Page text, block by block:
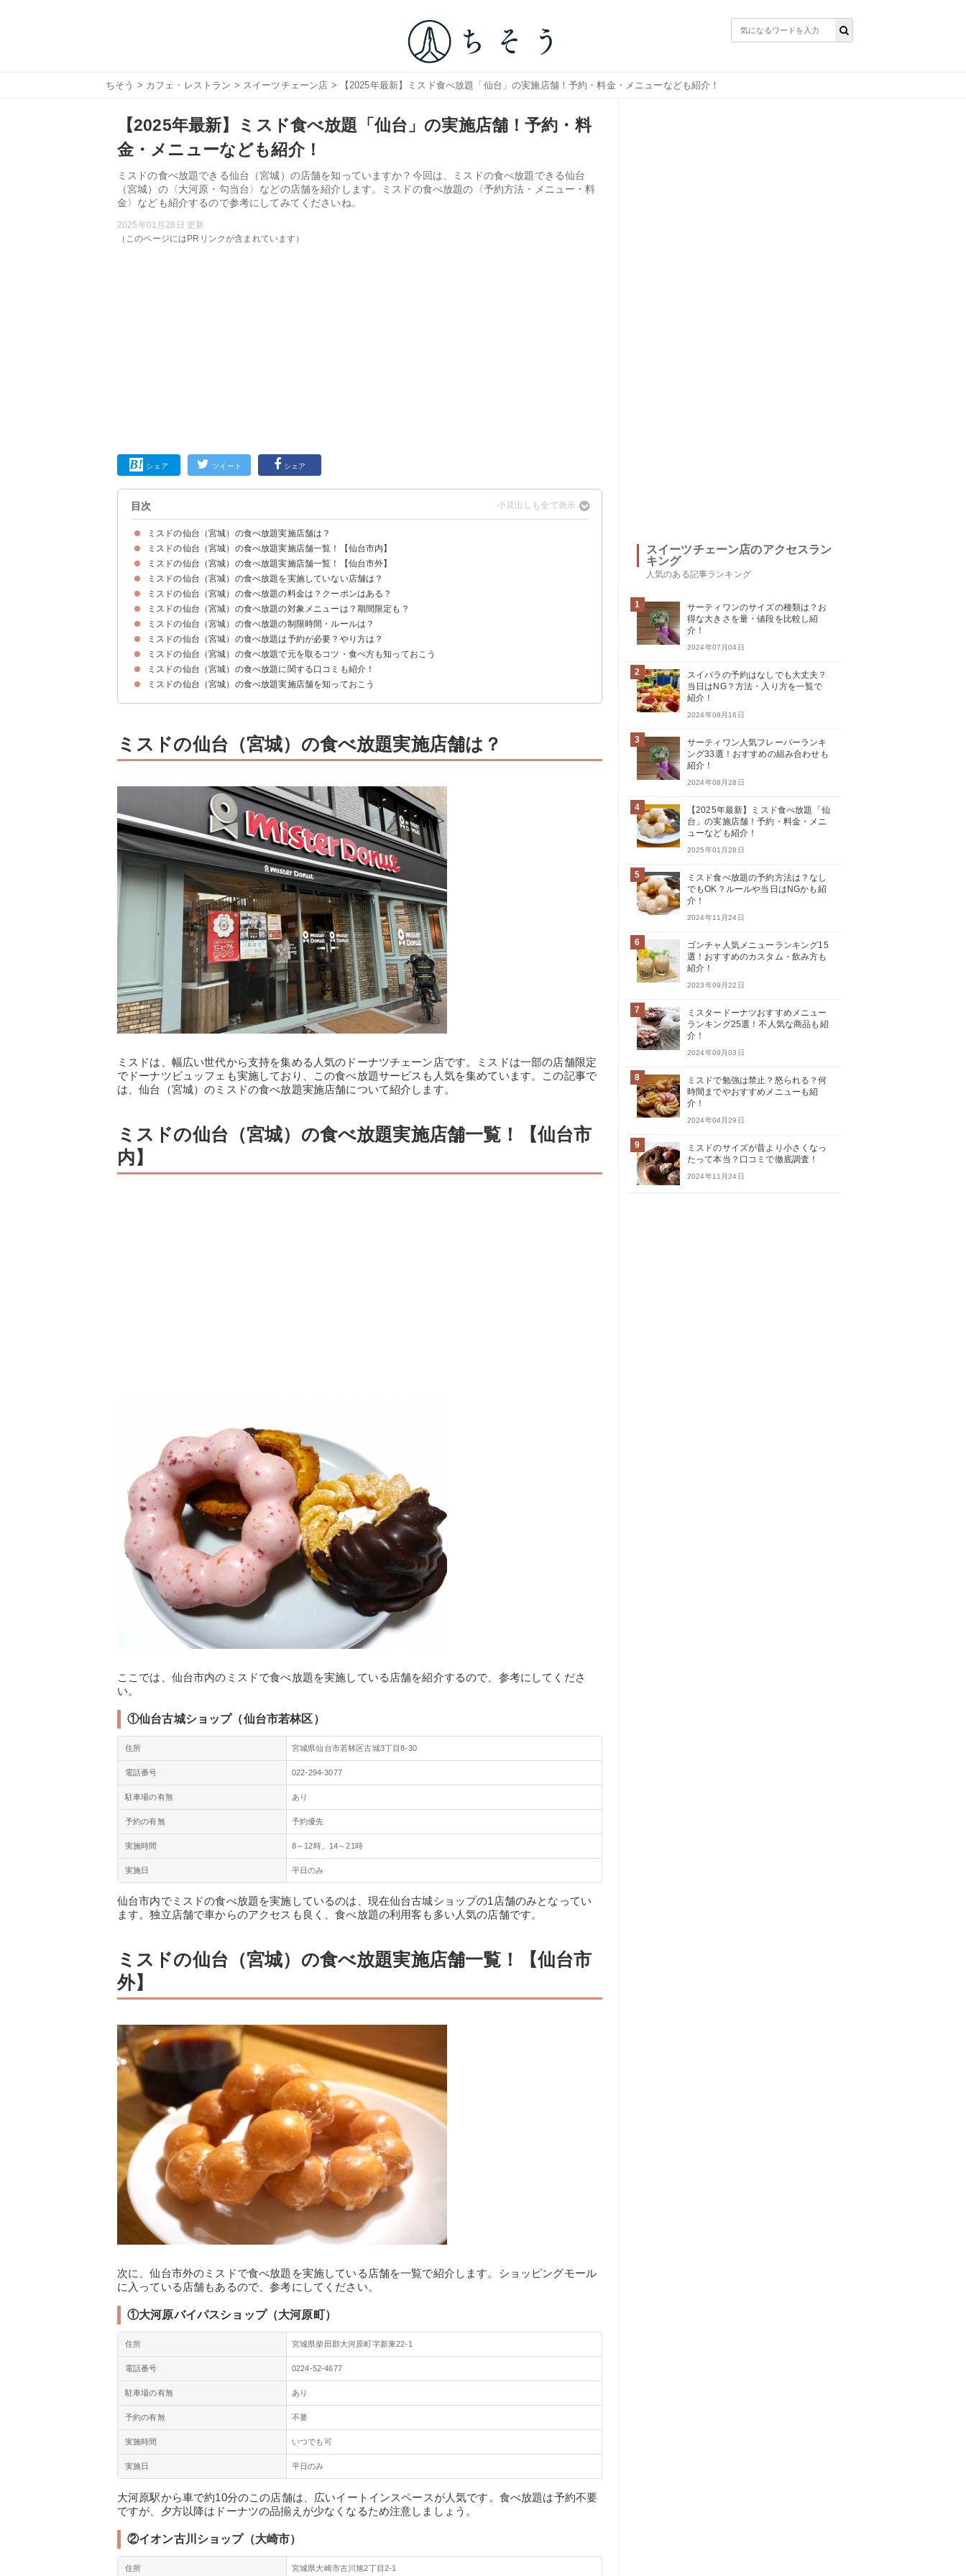
ちそう > カフェ・レストラン > スイーツチェーン店 > 【2025年最新】ミスド食べ放題「仙台」の実施店舗！予約・料金・メニューなども紹介！
【2025年最新】ミスド食べ放題「仙台」の実施店舗！予約・料
金・メニューなども紹介！
ミスドの食べ放題できる仙台（宮城）の店舗を知っていますか？今回は、ミスドの食べ放題できる仙台
（宮城）の〈大河原・勾当台〉などの店舗を紹介します。ミスドの食べ放題の〈予約方法・メニュー・料
金〉なども紹介するので参考にしてみてくださいね。
2025年01月28日 更新
（このページにはPRリンクが含まれています）
シェア ツイート シェア
目次
ミスドの仙台（宮城）の食べ放題実施店舗は？
ミスドの仙台（宮城）の食べ放題実施店舗一覧！【仙台市内】
①仙台古城ショップ（仙台市若林区）
ミスドの仙台（宮城）の食べ放題実施店舗一覧！【仙台市外】
①大河原バイパスショップ（大河原町）
②イオン古川ショップ（大崎市）
③イオン佐沼ショップ（登米市）
ミスドの仙台（宮城）の食べ放題を実施していない店舗は？
ミスドの仙台（宮城）の食べ放題の料金は？クーポンはある？
ミスドの仙台（宮城）の食べ放題の料金は大人1800円
ミスドの仙台（宮城）の食べ放題で使えるクーポン情報
ミスドの仙台（宮城）の食べ放題の対象メニューは？期間限定も？
ミスドの仙台（宮城）の食べ放題メニューはショーケース内のものが対象
ミスドの仙台（宮城）の食べ放題に含まれないメニュー
ミスドの仙台（宮城）の食べ放題の制限時間・ルールは？
ミスドの仙台（宮城）の食べ放題の制限時間は60分
ミスドの仙台（宮城）の食べ放題のルール
ミスドの仙台（宮城）の食べ放題は予約が必要？やり方は？
ミスドの仙台（宮城）の食べ放題で予約が必要な店舗
ミスドの仙台（宮城）の食べ放題の予約方法
ミスドの仙台（宮城）の食べ放題で元を取るコツ・食べ方も知っておこう
ミスドの仙台（宮城）の食べ放題で元を取るにはドーナツ6~8個＆ドリンク2~3杯以上が必要
元を取るコツ①品揃えが多く空いている14時~15時頃に行く
元を取るコツ②高単価メニューを選ぶ
元を取るコツ③温かいドリンクを注文する
ミスドの仙台（宮城）の食べ放題で元を取るシミュレーション
ミスドの仙台（宮城）の食べ放題に関する口コミも紹介！
ミスドの仙台（宮城）の食べ放題実施店舗を知っておこう
ミスドの仙台（宮城）の食べ放題実施店舗は？
ミスドは、幅広い世代から支持を集める人気のドーナツチェーン店です。ミスドは一部の店舗限定
でドーナツビュッフェも実施しており、この食べ放題サービスも人気を集めています。この記事で
は、仙台（宮城）のミスドの食べ放題実施店舗について紹介します。
ミスドの仙台（宮城）の食べ放題実施店舗一覧！【仙台市
内】
ここでは、仙台市内のミスドで食べ放題を実施している店舗を紹介するので、参考にしてくださ
い。
①仙台古城ショップ（仙台市若林区）
住所 宮城県仙台市若林区古城3丁目8-30
電話番号 022-294-3077
駐車場の有無 あり
予約の有無 予約優先
実施時間 8～12時、14～21時
実施日 平日のみ
仙台市内でミスドの食べ放題を実施しているのは、現在仙台古城ショップの1店舗のみとなってい
ます。独立店舗で車からのアクセスも良く、食べ放題の利用客も多い人気の店舗です。
ミスドの仙台（宮城）の食べ放題実施店舗一覧！【仙台市
外】
次に、仙台市外のミスドで食べ放題を実施している店舗を一覧で紹介します。ショッピングモール
に入っている店舗もあるので、参考にしてください。
①大河原バイパスショップ（大河原町）
住所 宮城県柴田郡大河原町字新東22-1
電話番号 0224-52-4677
駐車場の有無 あり
予約の有無 不要
実施時間 いつでも可
実施日 平日のみ
大河原駅から車で約10分のこの店舗は、広いイートインスペースが人気です。食べ放題は予約不要
ですが、夕方以降はドーナツの品揃えが少なくなるため注意しましょう。
②イオン古川ショップ（大崎市）
住所 宮城県大崎市古川旭2丁目2-1
スイーツチェーン店のアクセスラン
キング
人気のある記事ランキング
1
サーティワンのサイズの種類は？お
得な大きさを量・値段を比較し紹
介！
2024年07月04日
2
スイパラの予約はなしでも大丈夫？
当日はNG？方法・入り方を一覧で
紹介！
2024年08月16日
3
サーティワン人気フレーバーランキ
ング33選！おすすめの組み合わせも
紹介！
2024年08月28日
4
【2025年最新】ミスド食べ放題「仙
台」の実施店舗！予約・料金・メニ
ューなども紹介！
2025年01月28日
5
ミスド食べ放題の予約方法は？なし
でもOK？ルールや当日はNGかも紹
介！
2024年11月24日
6
ゴンチャ人気メニューランキング15
選！おすすめのカスタム・飲み方も
紹介！
2023年09月22日
7
ミスタードーナツおすすめメニュー
ランキング25選！不人気な商品も紹
介！
2024年09月03日
8
ミスドで勉強は禁止？怒られる？何
時間までやおすすめメニューも紹
介！
2024年04月29日
9
ミスドのサイズが昔より小さくなっ
たって本当？口コミで徹底調査！
2024年11月24日